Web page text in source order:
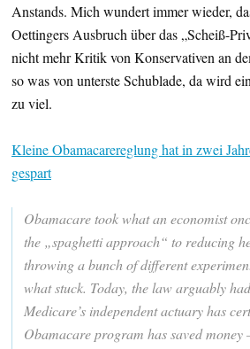
Anstands. Mich wundert immer wieder,
Oettingers Ausbruch über das „Scheiß-
nicht mehr Kritik von Konservativen an
so was von unterste Schublade, da wird
zu viel.
Kleine Obamacarereglung hat in zwei
gespart
Obamacare took what an economist
the „spaghetti approach“ to reducing
throwing a bunch of different
what stuck. Today, the law arguably
Medicare’s independent actuary has
Obamacare program has saved